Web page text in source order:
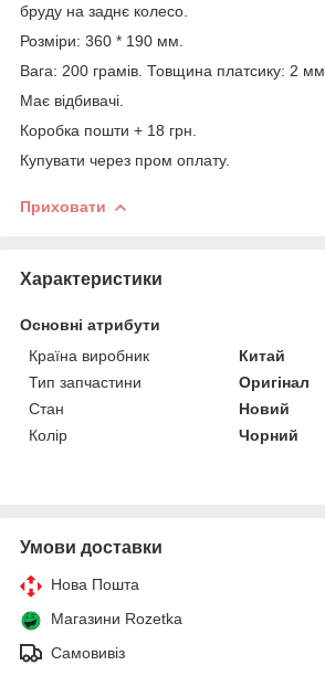
бруду на заднє колесо.
Розміри: 360 * 190 мм.
Вага: 200 грамів. Товщина платсику: 2 мм
Має відбивачі.
Коробка пошти + 18 грн.
Купувати через пром оплату.
Приховати
Характеристики
Основні атрибути
Країна виробник
Китай
Тип запчастини
Оригінал
Стан
Новий
Колір
Чорний
Умови доставки
Нова Пошта
Магазини Rozetka
Самовивіз